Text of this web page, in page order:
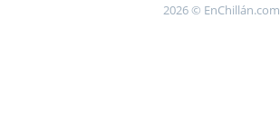
2026 © EnChillán.com